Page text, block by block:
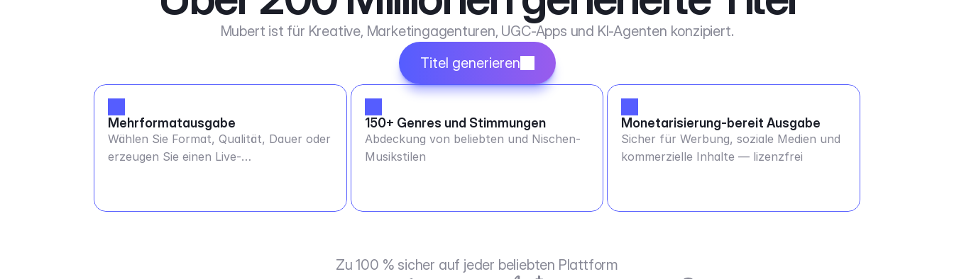
Mubert ist für Kreative, Marketingagenturen, UGC-Apps und KI-Agenten konzipiert.
Titel generieren
Mehrformatausgabe
Wählen Sie Format, Qualität, Dauer oder
erzeugen Sie einen Live-
150+ Genres und Stimmungen
Abdeckung von beliebten und Nischen-
Musikstilen
Monetarisierung-bereit Ausgabe
Sicher für Werbung, soziale Medien und
kommerzielle Inhalte — lizenzfrei
Zu 100 % sicher auf jeder beliebten Plattform